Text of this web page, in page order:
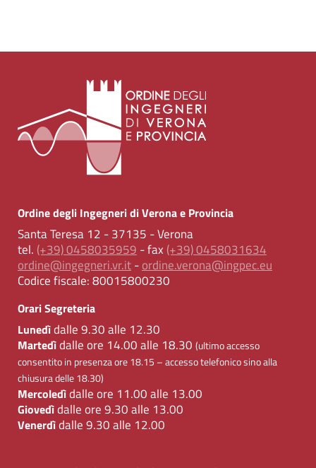
Ordine degli Ingegneri di Verona e Provincia
Santa Teresa 12 - 37135 - Verona
tel. (+39) 0458035959 - fax (+39) 0458031634
ordine@ingegneri.vr.it-ordine.verona@ingpec.eu
Codice fiscale:80015800230
Orari Segreteria
Lunedìdalle 9.30 alle 12.30
Martedìdalle ore 14.00 alle 18.30 (ultimo accesso
consentito in presenza ore 18.15 – accesso telefonico sino alla
chiusura delle 18.30)
Mercoledìdalle ore 11.00 alle 13.00
Giovedìdalle ore 9.30 alle 13.00
Venerdìdalle 9.30 alle 12.00